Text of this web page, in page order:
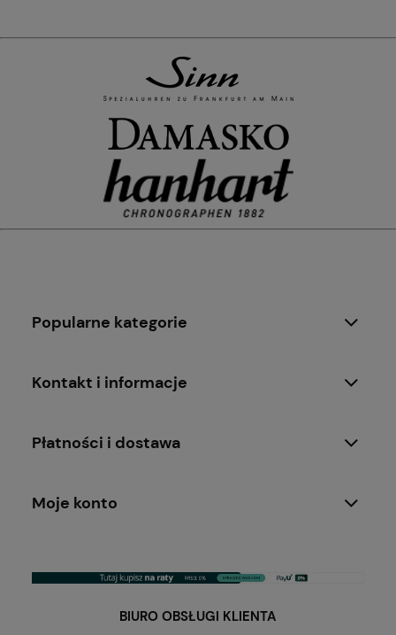
Popularne kategorie
Kontakt i informacje
Płatności i dostawa
Moje konto
BIURO OBSŁUGI KLIENTA